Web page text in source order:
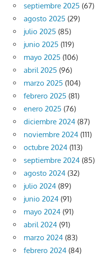
septiembre 2025 (67)
agosto 2025 (29)
julio 2025 (85)
junio 2025 (119)
mayo 2025 (106)
abril 2025 (96)
marzo 2025 (104)
febrero 2025 (81)
enero 2025 (76)
diciembre 2024 (87)
noviembre 2024 (111)
octubre 2024 (113)
septiembre 2024 (85)
agosto 2024 (32)
julio 2024 (89)
junio 2024 (91)
mayo 2024 (91)
abril 2024 (91)
marzo 2024 (83)
febrero 2024 (84)